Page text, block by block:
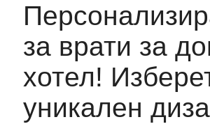
за врати за
хотел!
уникален